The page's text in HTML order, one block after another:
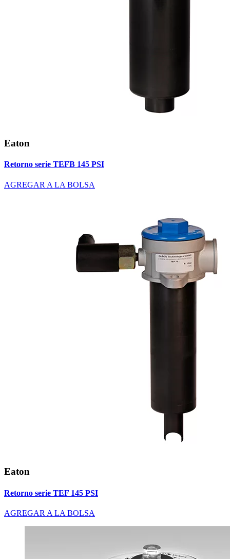
Eaton
Retorno serie TEFB 145 PSI
AGREGAR A LA BOLSA
Eaton
Retorno serie TEF 145 PSI
AGREGAR A LA BOLSA